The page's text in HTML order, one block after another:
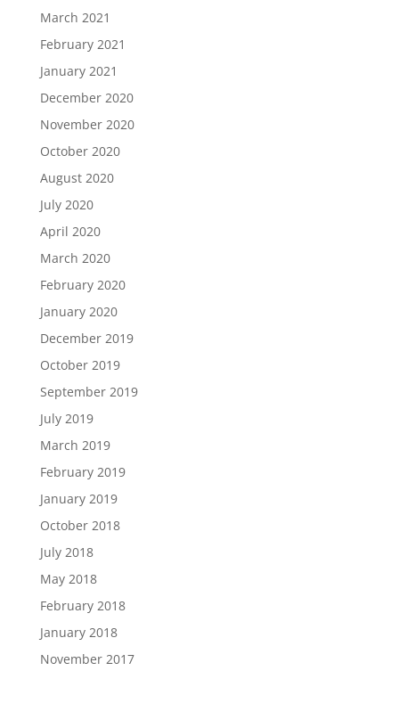
March 2021
February 2021
January 2021
December 2020
November 2020
October 2020
August 2020
July 2020
April 2020
March 2020
February 2020
January 2020
December 2019
October 2019
September 2019
July 2019
March 2019
February 2019
January 2019
October 2018
July 2018
May 2018
February 2018
January 2018
November 2017